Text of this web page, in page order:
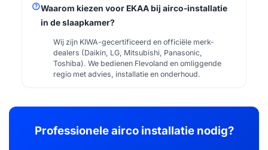
helpWaarom kiezen voor EKAA bij airco-installatie
in de slaapkamer?
Wij zijn KIWA-gecertificeerd en officiële merk-
dealers (Daikin, LG, Mitsubishi, Panasonic,
Toshiba). We bedienen Flevoland en omliggende
regio met advies, installatie en onderhoud.
Professionele airco installatie nodig?